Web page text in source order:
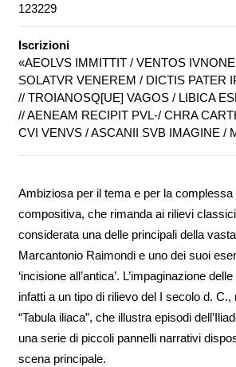
123229
Iscrizioni
«AEOLVS IMMITTIT / VENTOS
SOLATVR VENEREM / DICTIS PATER
// TROIANOSQ[UE] VAGOS / LIBICA
// AENEAM RECIPIT PVL-/ CHRA
CVI VENVS / ASCANII SVB IMAGINE /
Ambiziosa per il tema e per la
compositiva, che rimanda ai rilievi
considerata una delle principali della
Marcantonio Raimondi e uno dei suoi
‘incisione all’antica’. L’impaginazione
infatti a un tipo di rilievo del I secolo d. C.,
“Tabula iliaca”, che illustra episodi
una serie di piccoli pannelli narrativi
scena principale.